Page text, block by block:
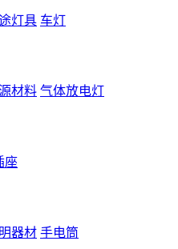
灯具 车灯
材料 气体放电灯
座
器材 手电筒